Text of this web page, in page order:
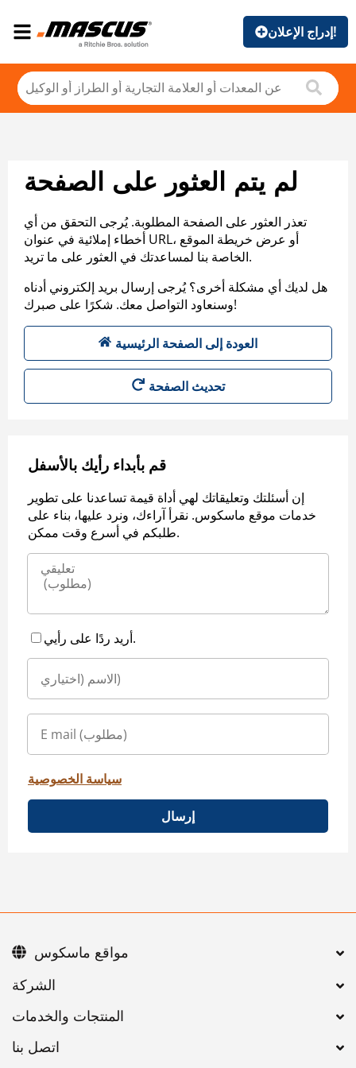
إدراج الإعلان!
لم يتم العثور على الصفحة
تعذر العثور على الصفحة المطلوبة. يُرجى التحقق من أي
أخطاء إملائية في عنوان URL، أو عرض خريطة الموقع
الخاصة بنا لمساعدتك في العثور على ما تريد.
هل لديك أي مشكلة أخرى؟ يُرجى إرسال بريد إلكتروني أدناه
وسنعاود التواصل معك. شكرًا على صبرك!
العودة إلى الصفحة الرئيسية
تحديث الصفحة
قم بأبداء رأيك بالأسفل
إن أسئلتك وتعليقاتك لهي أداة قيمة تساعدنا على تطوير
خدمات موقع ماسكوس. نقرأ آراءك، ونرد عليها، بناء على
طلبكم في أسرع وقت ممكن.
أريد ردًا على رأيي.
سياسة الخصوصية
إرسال
اتصل بنا
مواقع ماسكوس